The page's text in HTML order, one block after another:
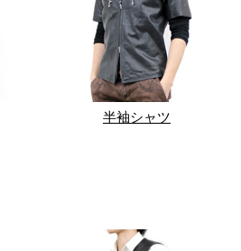
半袖シャツ